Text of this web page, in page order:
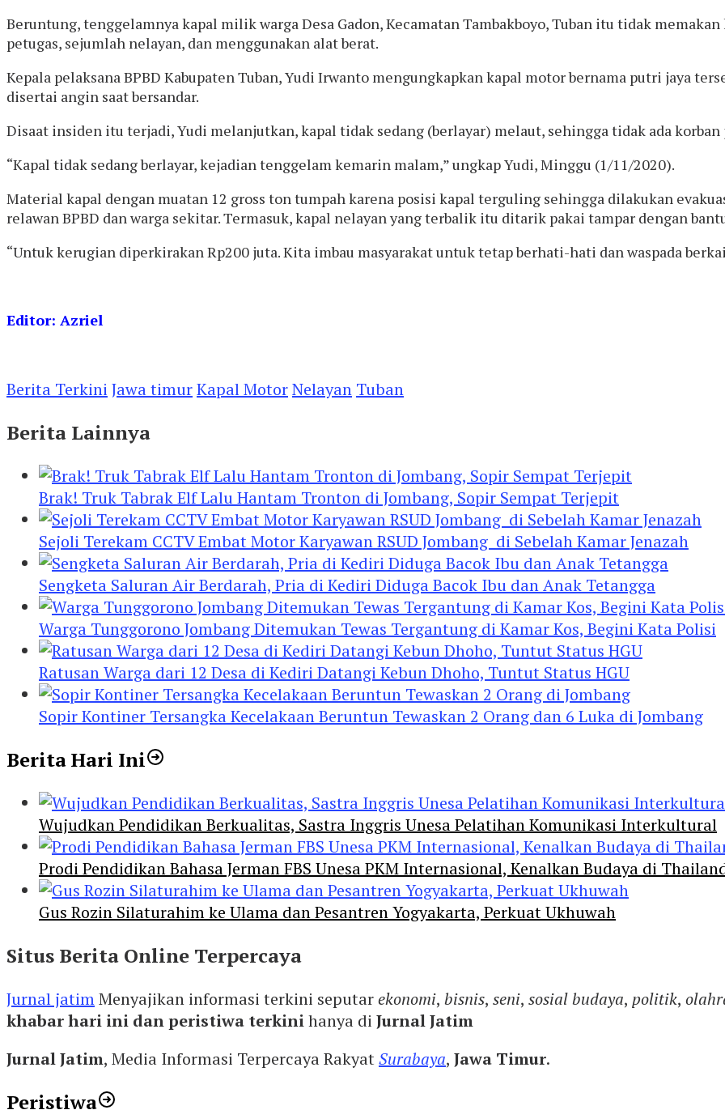
Beruntung, tenggelamnya kapal milik warga Desa Gadon, Kecamatan Tambakboyo, Tuban itu tidak
petugas, sejumlah nelayan, dan menggunakan alat berat.
Kepala pelaksana BPBD Kabupaten Tuban, Yudi Irwanto mengungkapkan kapal motor bernama putri jaya
disertai angin saat bersandar.
Disaat insiden itu terjadi, Yudi melanjutkan, kapal tidak sedang (berlayar) melaut, sehingga tidak ada korban
“Kapal tidak sedang berlayar, kejadian tenggelam kemarin malam,” ungkap Yudi, Minggu (1/11/2020).
Material kapal dengan muatan 12 gross ton tumpah karena posisi kapal terguling sehingga dilakukan
relawan BPBD dan warga sekitar. Termasuk, kapal nelayan yang terbalik itu ditarik pakai tampar dengan
“Untuk kerugian diperkirakan Rp200 juta. Kita imbau masyarakat untuk tetap berhati-hati dan waspada
Editor: Azriel
Berita Terkini Jawa timurKapal MotorNelayan Tuban
Berita Lainnya
Brak! Truk Tabrak Elf Lalu Hantam Tronton di Jombang, Sopir Sempat Terjepit
Sejoli Terekam CCTV Embat Motor Karyawan RSUD Jombang di Sebelah Kamar Jenazah
Sengketa Saluran Air Berdarah, Pria di Kediri Diduga Bacok Ibu dan Anak Tetangga
Warga Tunggorono Jombang Ditemukan Tewas Tergantung di Kamar Kos, Begini Kata Polisi
Ratusan Warga dari 12 Desa di Kediri Datangi Kebun Dhoho, Tuntut Status HGU
Sopir Kontiner Tersangka Kecelakaan Beruntun Tewaskan 2 Orang dan 6 Luka di Jombang
Berita Hari Ini
Wujudkan Pendidikan Berkualitas, Sastra Inggris Unesa Pelatihan Komunikasi Interkultural
Prodi Pendidikan Bahasa Jerman FBS Unesa PKM Internasional, Kenalkan Budaya di
Gus Rozin Silaturahim ke Ulama dan Pesantren Yogyakarta, Perkuat Ukhuwah
Situs Berita Online Terpercaya
Jurnal jatimMenyajikan informasi terkini seputarekonomi, bisnis, seni, sosial budaya, politik,
khabar hari ini dan peristiwa terkinihanya di Jurnal Jatim
Jurnal Jatim, Media Informasi Terpercaya RakyatSurabaya, Jawa Timur.
Peristiwa